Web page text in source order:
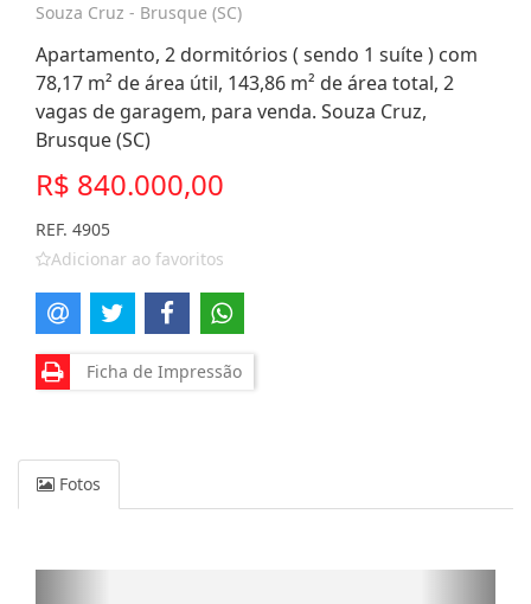
Souza Cruz - Brusque (SC)
Apartamento, 2 dormitórios ( sendo 1 suíte ) com
78,17 m² de área útil, 143,86 m² de área total, 2
vagas de garagem, para venda. Souza Cruz,
Brusque (SC)
R$ 840.000,00
REF. 4905
Adicionar ao favoritos
Ficha de Impressão
Fotos